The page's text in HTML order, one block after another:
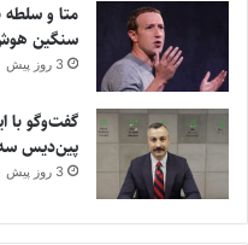
متا و سلطه
سنگین
3 روز پیش
گفت‌وگو با
پین‌دیس
3 روز پیش